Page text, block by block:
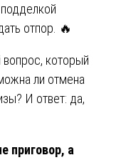
отпор. 🔥
который
ли отмена
И ответ: да,
приговор, а